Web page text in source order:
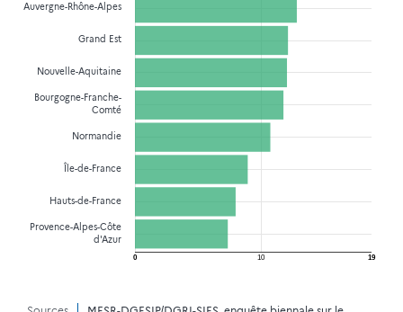
10
0 19
Auvergne-Rhône-Alpes
Grand Est
Nouvelle-Aquitaine
Bourgogne-Franche-
Comté
Normandie
Île-de-France
Hauts-de-France
Provence-Alpes-Côte
d'Azur